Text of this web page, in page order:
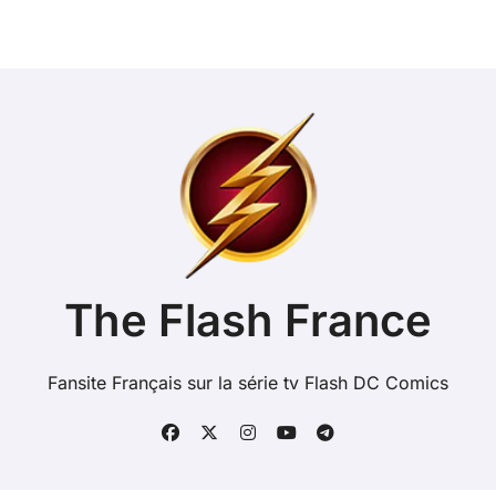
The Flash France
Fansite Français sur la série tv Flash DC Comics